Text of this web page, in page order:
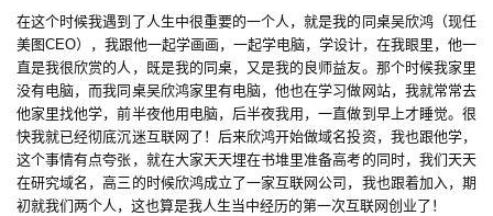
在这个时候我遇到了人生中很重要的一个人，就是我的同桌吴欣鸿（现任
美图CEO），我跟他一起学画画，一起学电脑，学设计，在我眼里，他一
直是我很欣赏的人，既是我的同桌，又是我的良师益友。那个时候我家里
没有电脑，而我同桌吴欣鸿家里有电脑，他也在学习做网站，我就常常去
他家里找他学，前半夜他用电脑，后半夜我用，一直做到早上才睡觉。很
快我就已经彻底沉迷互联网了！后来欣鸿开始做域名投资，我也跟他学，
这个事情有点夸张，就在大家天天埋在书堆里准备高考的同时，我们天天
在研究域名，高三的时候欣鸿成立了一家互联网公司，我也跟着加入，期
初就我们两个人，这也算是我人生当中经历的第一次互联网创业了！